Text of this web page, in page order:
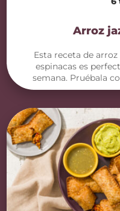
Arroz
Esta receta de
espinacas es
semana. Pruébala